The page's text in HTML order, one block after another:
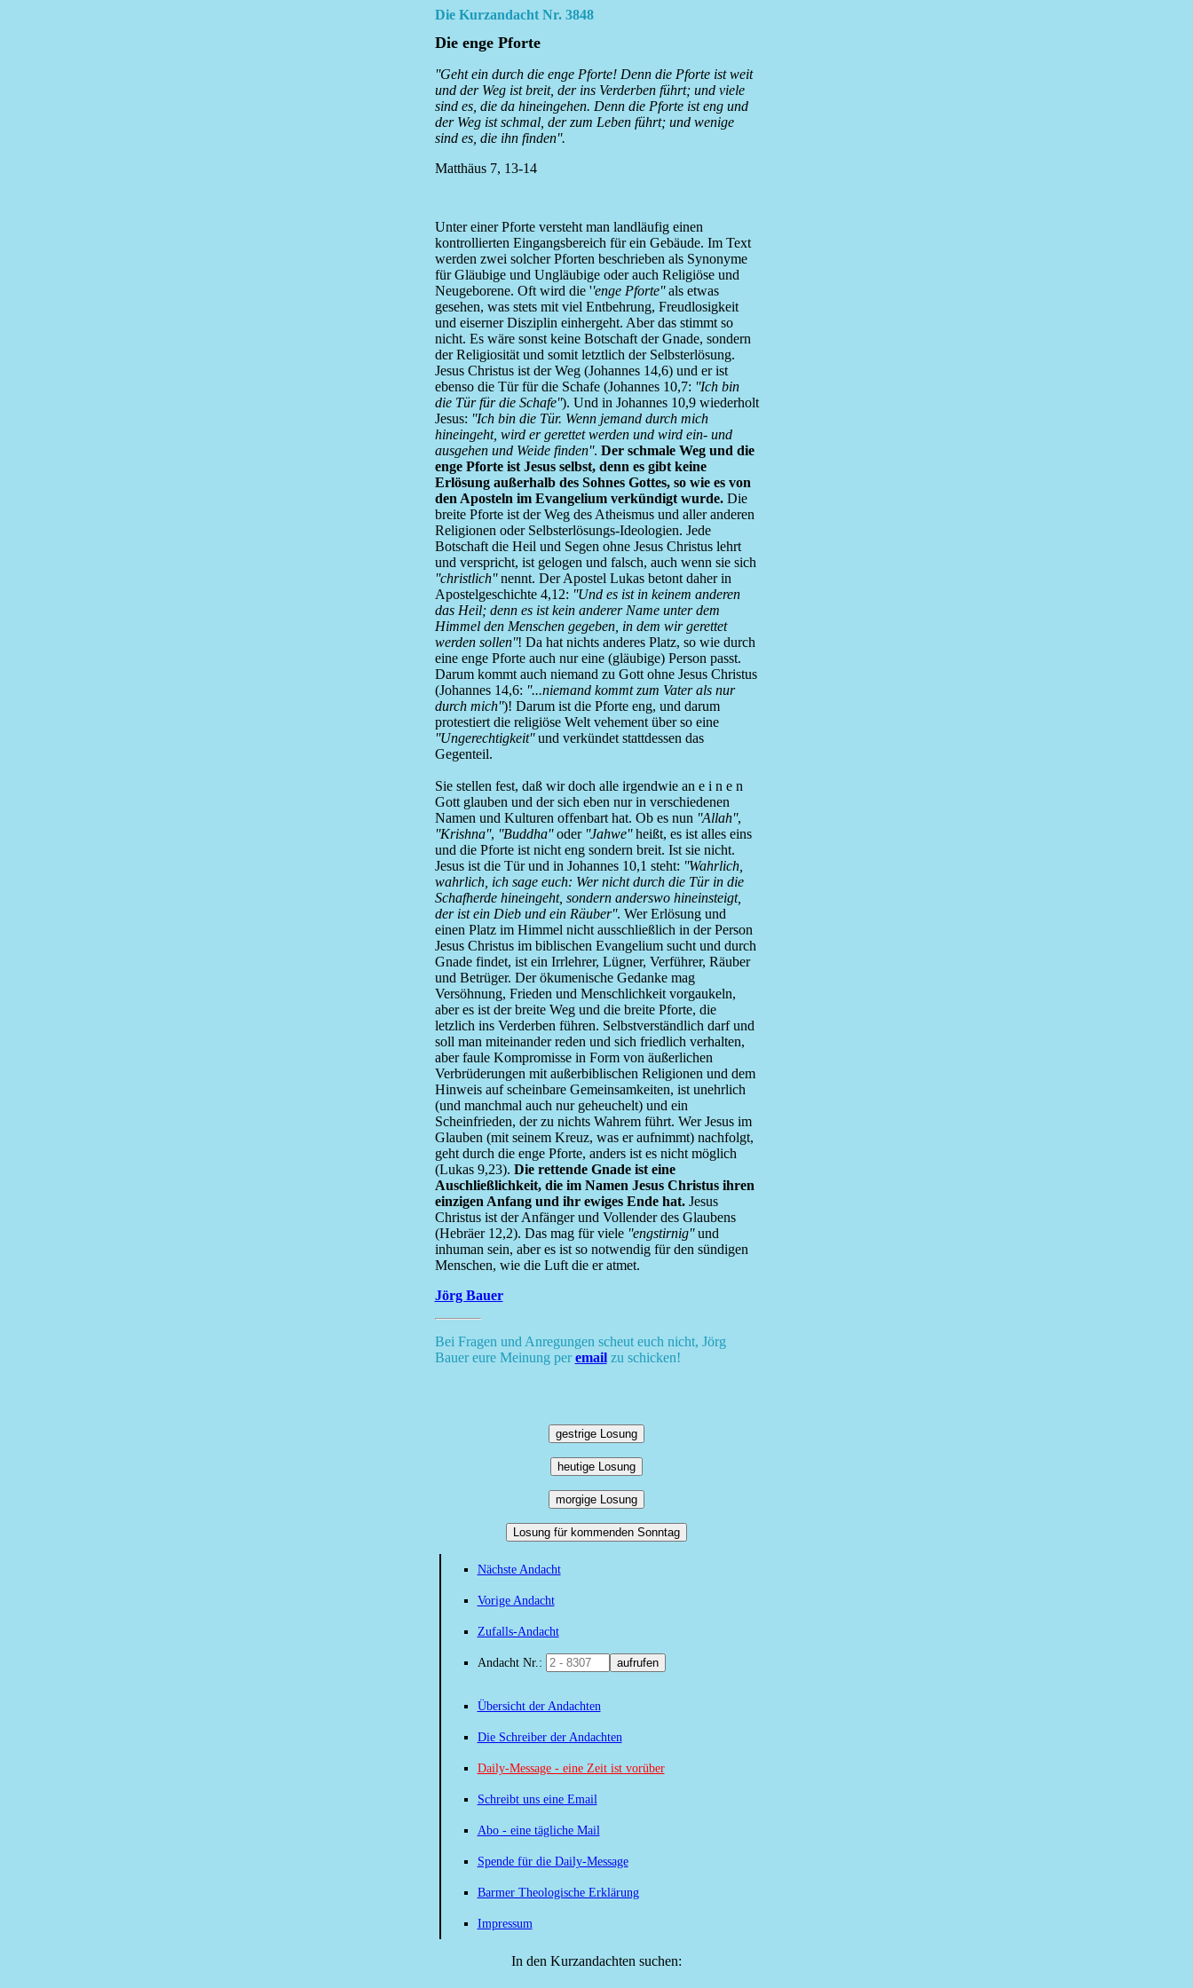
Die Kurzandacht Nr. 3848
Die enge Pforte
''Geht ein durch die enge Pforte! Denn die Pforte ist weit
und der Weg ist breit, der ins Verderben führt; und viele
sind es, die da hineingehen. Denn die Pforte ist eng und
der Weg ist schmal, der zum Leben führt; und wenige
sind es, die ihn finden''.
Matthäus 7, 13-14
Unter einer Pforte versteht man landläufig einen
kontrollierten Eingangsbereich für ein Gebäude. Im Text
werden zwei solcher Pforten beschrieben als Synonyme
für Gläubige und Ungläubige oder auch Religiöse und
Neugeborene. Oft wird die ''enge Pforte''als etwas
gesehen, was stets mit viel Entbehrung, Freudlosigkeit
und eiserner Disziplin einhergeht. Aber das stimmt so
nicht. Es wäre sonst keine Botschaft der Gnade, sondern
der Religiosität und somit letztlich der Selbsterlösung.
Jesus Christus ist der Weg (Johannes 14,6) und er ist
ebenso die Tür für die Schafe (Johannes 10,7: ''Ich bin
die Tür für die Schafe''). Und in Johannes 10,9 wiederholt
Jesus: ''Ich bin die Tür. Wenn jemand durch mich
hineingeht, wird er gerettet werden und wird ein- und
ausgehen und Weide finden''. Der schmale Weg und die
enge Pforte ist Jesus selbst, denn es gibt keine
Erlösung außerhalb des Sohnes Gottes, so wie es von
den Aposteln im Evangelium verkündigt wurde.Die
breite Pforte ist der Weg des Atheismus und aller anderen
Religionen oder Selbsterlösungs-Ideologien. Jede
Botschaft die Heil und Segen ohne Jesus Christus lehrt
und verspricht, ist gelogen und falsch, auch wenn sie sich
''christlich''nennt. Der Apostel Lukas betont daher in
Apostelgeschichte 4,12: ''Und es ist in keinem anderen
das Heil; denn es ist kein anderer Name unter dem
Himmel den Menschen gegeben, in dem wir gerettet
werden sollen''! Da hat nichts anderes Platz, so wie durch
eine enge Pforte auch nur eine (gläubige) Person passt.
Darum kommt auch niemand zu Gott ohne Jesus Christus
(Johannes 14,6: ''...niemand kommt zum Vater als nur
durch mich'')! Darum ist die Pforte eng, und darum
protestiert die religiöse Welt vehement über so eine
''Ungerechtigkeit''und verkündet stattdessen das
Gegenteil.
Sie stellen fest, daß wir doch alle irgendwie an e i n e n
Gott glauben und der sich eben nur in verschiedenen
Namen und Kulturen offenbart hat. Ob es nun ''Allah'',
''Krishna'', ''Buddha''oder ''Jahwe''heißt, es ist alles eins
und die Pforte ist nicht eng sondern breit. Ist sie nicht.
Jesus ist die Tür und in Johannes 10,1 steht: ''Wahrlich,
wahrlich, ich sage euch: Wer nicht durch die Tür in die
Schafherde hineingeht, sondern anderswo hineinsteigt,
der ist ein Dieb und ein Räuber''. Wer Erlösung und
einen Platz im Himmel nicht ausschließlich in der Person
Jesus Christus im biblischen Evangelium sucht und durch
Gnade findet, ist ein Irrlehrer, Lügner, Verführer, Räuber
und Betrüger. Der ökumenische Gedanke mag
Versöhnung, Frieden und Menschlichkeit vorgaukeln,
aber es ist der breite Weg und die breite Pforte, die
letzlich ins Verderben führen. Selbstverständlich darf und
soll man miteinander reden und sich friedlich verhalten,
aber faule Kompromisse in Form von äußerlichen
Verbrüderungen mit außerbiblischen Religionen und dem
Hinweis auf scheinbare Gemeinsamkeiten, ist unehrlich
(und manchmal auch nur geheuchelt) und ein
Scheinfrieden, der zu nichts Wahrem führt. Wer Jesus im
Glauben (mit seinem Kreuz, was er aufnimmt) nachfolgt,
geht durch die enge Pforte, anders ist es nicht möglich
(Lukas 9,23). Die rettende Gnade ist eine
Auschließlichkeit, die im Namen Jesus Christus ihren
einzigen Anfang und ihr ewiges Ende hat.Jesus
Christus ist der Anfänger und Vollender des Glaubens
(Hebräer 12,2). Das mag für viele ''engstirnig''und
inhuman sein, aber es ist so notwendig für den sündigen
Menschen, wie die Luft die er atmet.
Jörg Bauer
Bei Fragen und Anregungen scheut euch nicht, Jörg
Bauer eure Meinung peremailzu schicken!
gestrige Losung
heutige Losung
morgige Losung
Losung für kommenden Sonntag
Nächste Andacht
Vorige Andacht
Zufalls-Andacht
Andacht Nr.: aufrufen
Übersicht der Andachten
Die Schreiber der Andachten
Daily-Message - eine Zeit ist vorüber
Schreibt uns eine Email
Abo - eine tägliche Mail
Spende für die Daily-Message
Barmer Theologische Erklärung
Impressum
In den Kurzandachten suchen: